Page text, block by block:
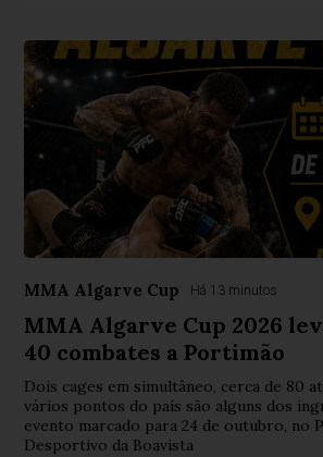
MMA Algarve Cup Há 13 minutos
MMA Algarve Cup 2026
40 combates a Portimão
Dois cages em simultâneo, cerca de 80
vários pontos do país são alguns dos
evento marcado para 24 de outubro, no
Desportivo da Boavista